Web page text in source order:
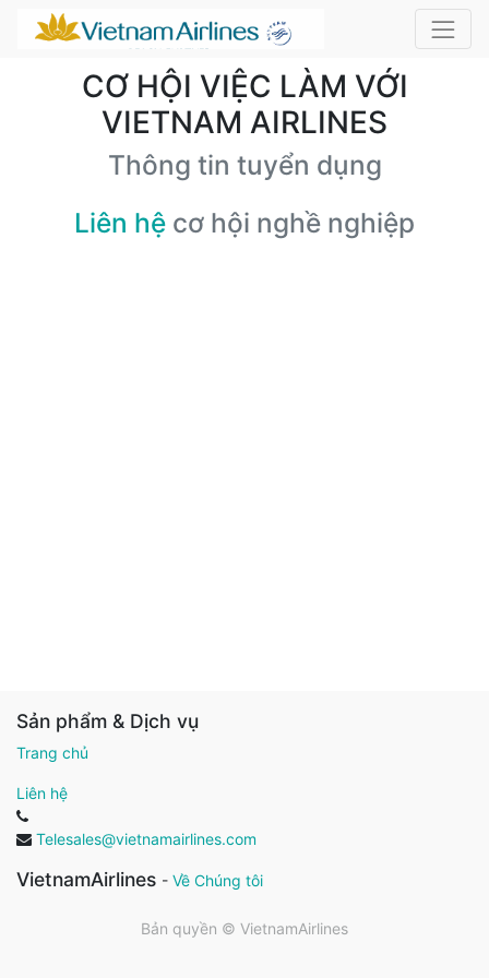
CƠ HỘI VIỆC LÀM VỚI
VIETNAM AIRLINES
Thông tin tuyển dụng
Liên hệ cơ hội nghề nghiệp
Sản phẩm & Dịch vụ
Trang chủ
Liên hệ
Telesales@vietnamairlines.com
VietnamAirlines - Về Chúng tôi
Bản quyền © VietnamAirlines